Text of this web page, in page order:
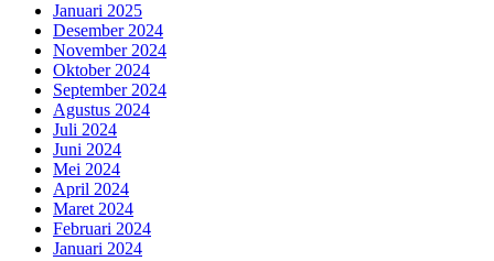
Januari 2025
Desember 2024
November 2024
Oktober 2024
September 2024
Agustus 2024
Juli 2024
Juni 2024
Mei 2024
April 2024
Maret 2024
Februari 2024
Januari 2024